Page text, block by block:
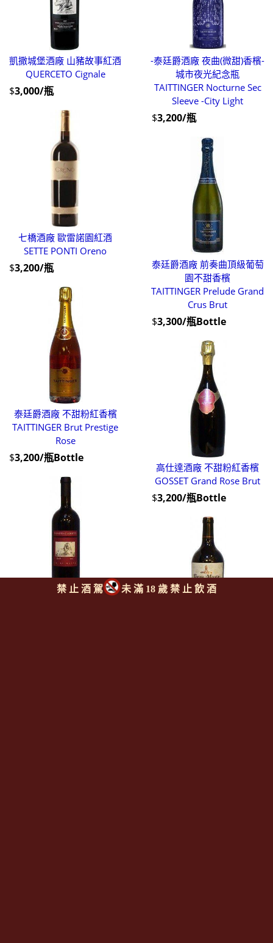
凱撒城堡酒廠 山豬故事紅酒
QUERCETO Cignale
$3,000/瓶
-泰廷爵酒廠 夜曲(微甜)香檳-
城市夜光紀念瓶
TAITTINGER Nocturne Sec
Sleeve -City Light
$3,200/瓶
七橋酒廠 歐雷諾園紅酒
SETTE PONTI Oreno
$3,200/瓶
泰廷爵酒廠 前奏曲頂級葡萄
園不甜香檳
TAITTINGER Prelude Grand
Crus Brut
$3,300/瓶Bottle
泰廷爵酒廠 不甜粉紅香檳
TAITTINGER Brut Prestige
Rose
$3,200/瓶Bottle
高仕達酒廠 不甜粉紅香檳
GOSSET Grand Rose Brut
$3,200/瓶Bottle
禁 止 酒 駕 未 滿 18 歲 禁 止 飲 酒